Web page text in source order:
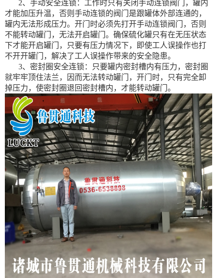
2、手动安全连锁：工作时只有关闭手动连锁阀门，罐内
才能加压升温，否则手动连锁的阀门是跟罐体外部连通的，
罐内无法形成压力。开门时必须先打开手动连锁阀门，否则
不能转动罐门，无法开启罐门。确保硫化罐只有在无压状态
下才能开启罐门，只要有压力情况下，即使工人误操作也打
不开开罐门，解决了工人误操作带来的安全隐患。
3、密封圈安全连锁：只要罐内密封槽内有压力，密封圈
就牢牢顶住法兰，因而无法转动罐门，开门时，只有完全卸
掉压力，使密封圈退回密封槽内，才能转动罐门。